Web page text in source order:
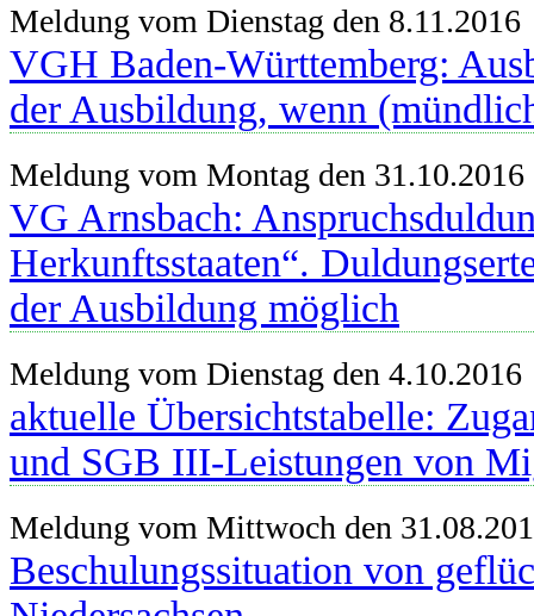
Meldung vom Dienstag den 8.11.2016
VGH Baden-Württemberg:
der Ausbildung, wenn
Meldung vom Montag den 31.10.2016
VG Arnsbach:
Herkunftsstaaten“.
der Ausbildung möglich
Meldung vom Dienstag den 4.10.2016
aktuelle Übersichtstabelle:
und SGB III-Leistungen von
Meldung vom Mittwoch den
Beschulungssituation von